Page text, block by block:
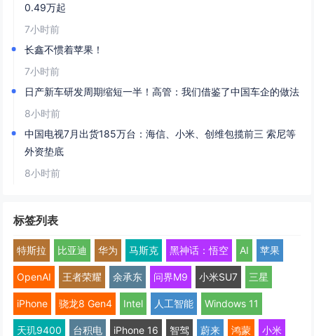
0.49万起
7小时前
长鑫不惯着苹果！
7小时前
日产新车研发周期缩短一半！高管：我们借鉴了中国车企的做法
8小时前
中国电视7月出货185万台：海信、小米、创维包揽前三 索尼等
外资垫底
8小时前
标签列表
特斯拉 比亚迪 华为 马斯克 黑神话：悟空 AI 苹果
OpenAI 王者荣耀 余承东 问界M9 小米SU7 三星
iPhone 骁龙8 Gen4 Intel 人工智能 Windows 11
天玑9400 台积电 iPhone 16 智驾 蔚来 鸿蒙 小米